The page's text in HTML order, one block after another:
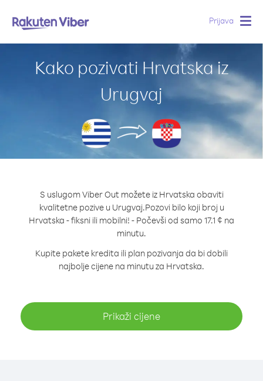
Prijava
Kako pozivati Hrvatska iz
Urugvaj
S uslugom Viber Out možete iz Hrvatska obaviti
kvalitetne pozive u Urugvaj.Pozovi bilo koji broj u
Hrvatska - fiksni ili mobilni! - Počevši od samo 17.1 ¢ na
minutu.
Kupite pakete kredita ili plan pozivanja da bi dobili
najbolje cijene na minutu za Hrvatska.
Prikaži cijene